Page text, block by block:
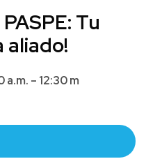
Tu
aliado!
– 12:30 m